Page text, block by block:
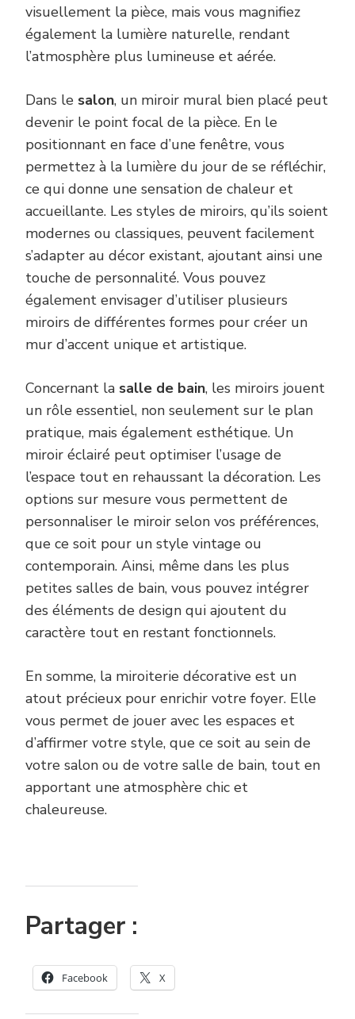
visuellement la pièce, mais vous magnifiez
également la lumière naturelle, rendant
l’atmosphère plus lumineuse et aérée.
Dans le salon, un miroir mural bien placé peut
devenir le point focal de la pièce. En le
positionnant en face d’une fenêtre, vous
permettez à la lumière du jour de se réfléchir,
ce qui donne une sensation de chaleur et
accueillante. Les styles de miroirs, qu’ils soient
modernes ou classiques, peuvent facilement
s’adapter au décor existant, ajoutant ainsi une
touche de personnalité. Vous pouvez
également envisager d’utiliser plusieurs
miroirs de différentes formes pour créer un
mur d’accent unique et artistique.
Concernant la salle de bain, les miroirs jouent
un rôle essentiel, non seulement sur le plan
pratique, mais également esthétique. Un
miroir éclairé peut optimiser l’usage de
l’espace tout en rehaussant la décoration. Les
options sur mesure vous permettent de
personnaliser le miroir selon vos préférences,
que ce soit pour un style vintage ou
contemporain. Ainsi, même dans les plus
petites salles de bain, vous pouvez intégrer
des éléments de design qui ajoutent du
caractère tout en restant fonctionnels.
En somme, la miroiterie décorative est un
atout précieux pour enrichir votre foyer. Elle
vous permet de jouer avec les espaces et
d’affirmer votre style, que ce soit au sein de
votre salon ou de votre salle de bain, tout en
apportant une atmosphère chic et
chaleureuse.
Partager :
Facebook X